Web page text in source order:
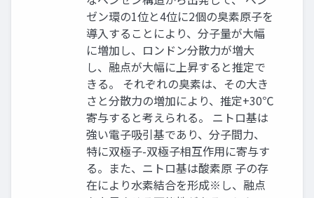
ゼン環の1位と4位に2個の臭素原子を
導入することにより、分子量が大幅
に増加し、ロンドン分散力が増大
し、融点が大幅に上昇すると推定で
きる。 それぞれの臭素は、その大き
さと分散力の増加により、推定+30℃
寄与すると考えられる。 ニトロ基は
強い電子吸引基であり、分子間力、
特に双極子-双極子相互作用に寄与す
る。また、ニトロ基は酸素原 子の存
在により水素結合を形成※し、融点